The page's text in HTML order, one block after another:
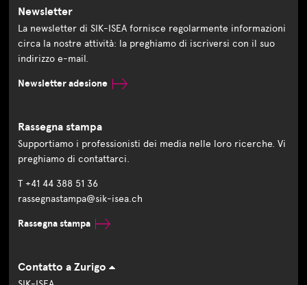
Newsletter
La newsletter di SIK-ISEA fornisce regolarmente informazioni
circa la nostre attività: la preghiamo di iscriversi con il suo
indirizzo e-mail.
Newsletter adesione
Rassegna stampa
Supportiamo i professionisti dei media nelle loro ricerche. Vi
preghiamo di contattarci.
T +41 44 388 51 36
rassegnastampa@sik-isea.ch
Rassegna stampa
Contatto a Zurigo